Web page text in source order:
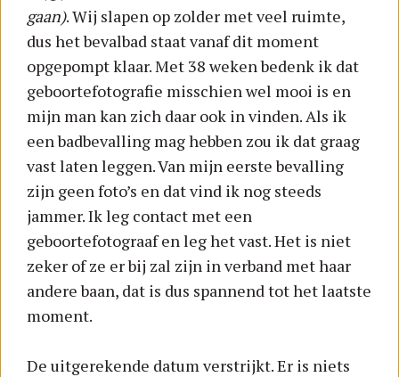
gaan). Wij slapen op zolder met veel ruimte,
dus het bevalbad staat vanaf dit moment
opgepompt klaar. Met 38 weken bedenk ik dat
geboortefotografie misschien wel mooi is en
mijn man kan zich daar ook in vinden. Als ik
een badbevalling mag hebben zou ik dat graag
vast laten leggen. Van mijn eerste bevalling
zijn geen foto’s en dat vind ik nog steeds
jammer. Ik leg contact met een
geboortefotograaf en leg het vast. Het is niet
zeker of ze er bij zal zijn in verband met haar
andere baan, dat is dus spannend tot het laatste
moment.
De uitgerekende datum verstrijkt. Er is niets